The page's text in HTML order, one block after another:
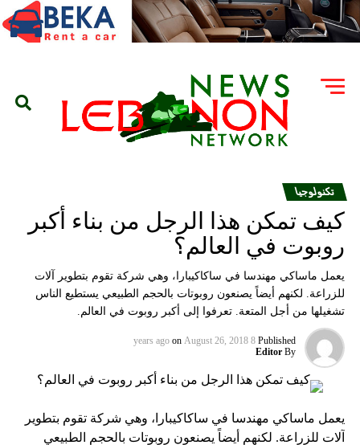
تكنولوجيا
كيف تمكن هذا الرجل من بناء أكبر
روبوت في العالم؟
يعمل ماساكي مهندسا في ساكاكيبارا، وهي شركة تقوم بتطوير آلات
للزراعة. لكنهم أيضاً يصنعون روبوتات بالحجم الطبيعي يستطيع الناس
تشغيلها من أجل المتعة. تعرفوا إلى أكبر روبوت في العالم.
Published
8 years ago
on August 26, 2018
By
Editor
يعمل ماساكي مهندسا في ساكاكيبارا، وهي شركة تقوم بتطوير
آلات للزراعة. لكنهم أيضاً يصنعون روبوتات بالحجم الطبيعي